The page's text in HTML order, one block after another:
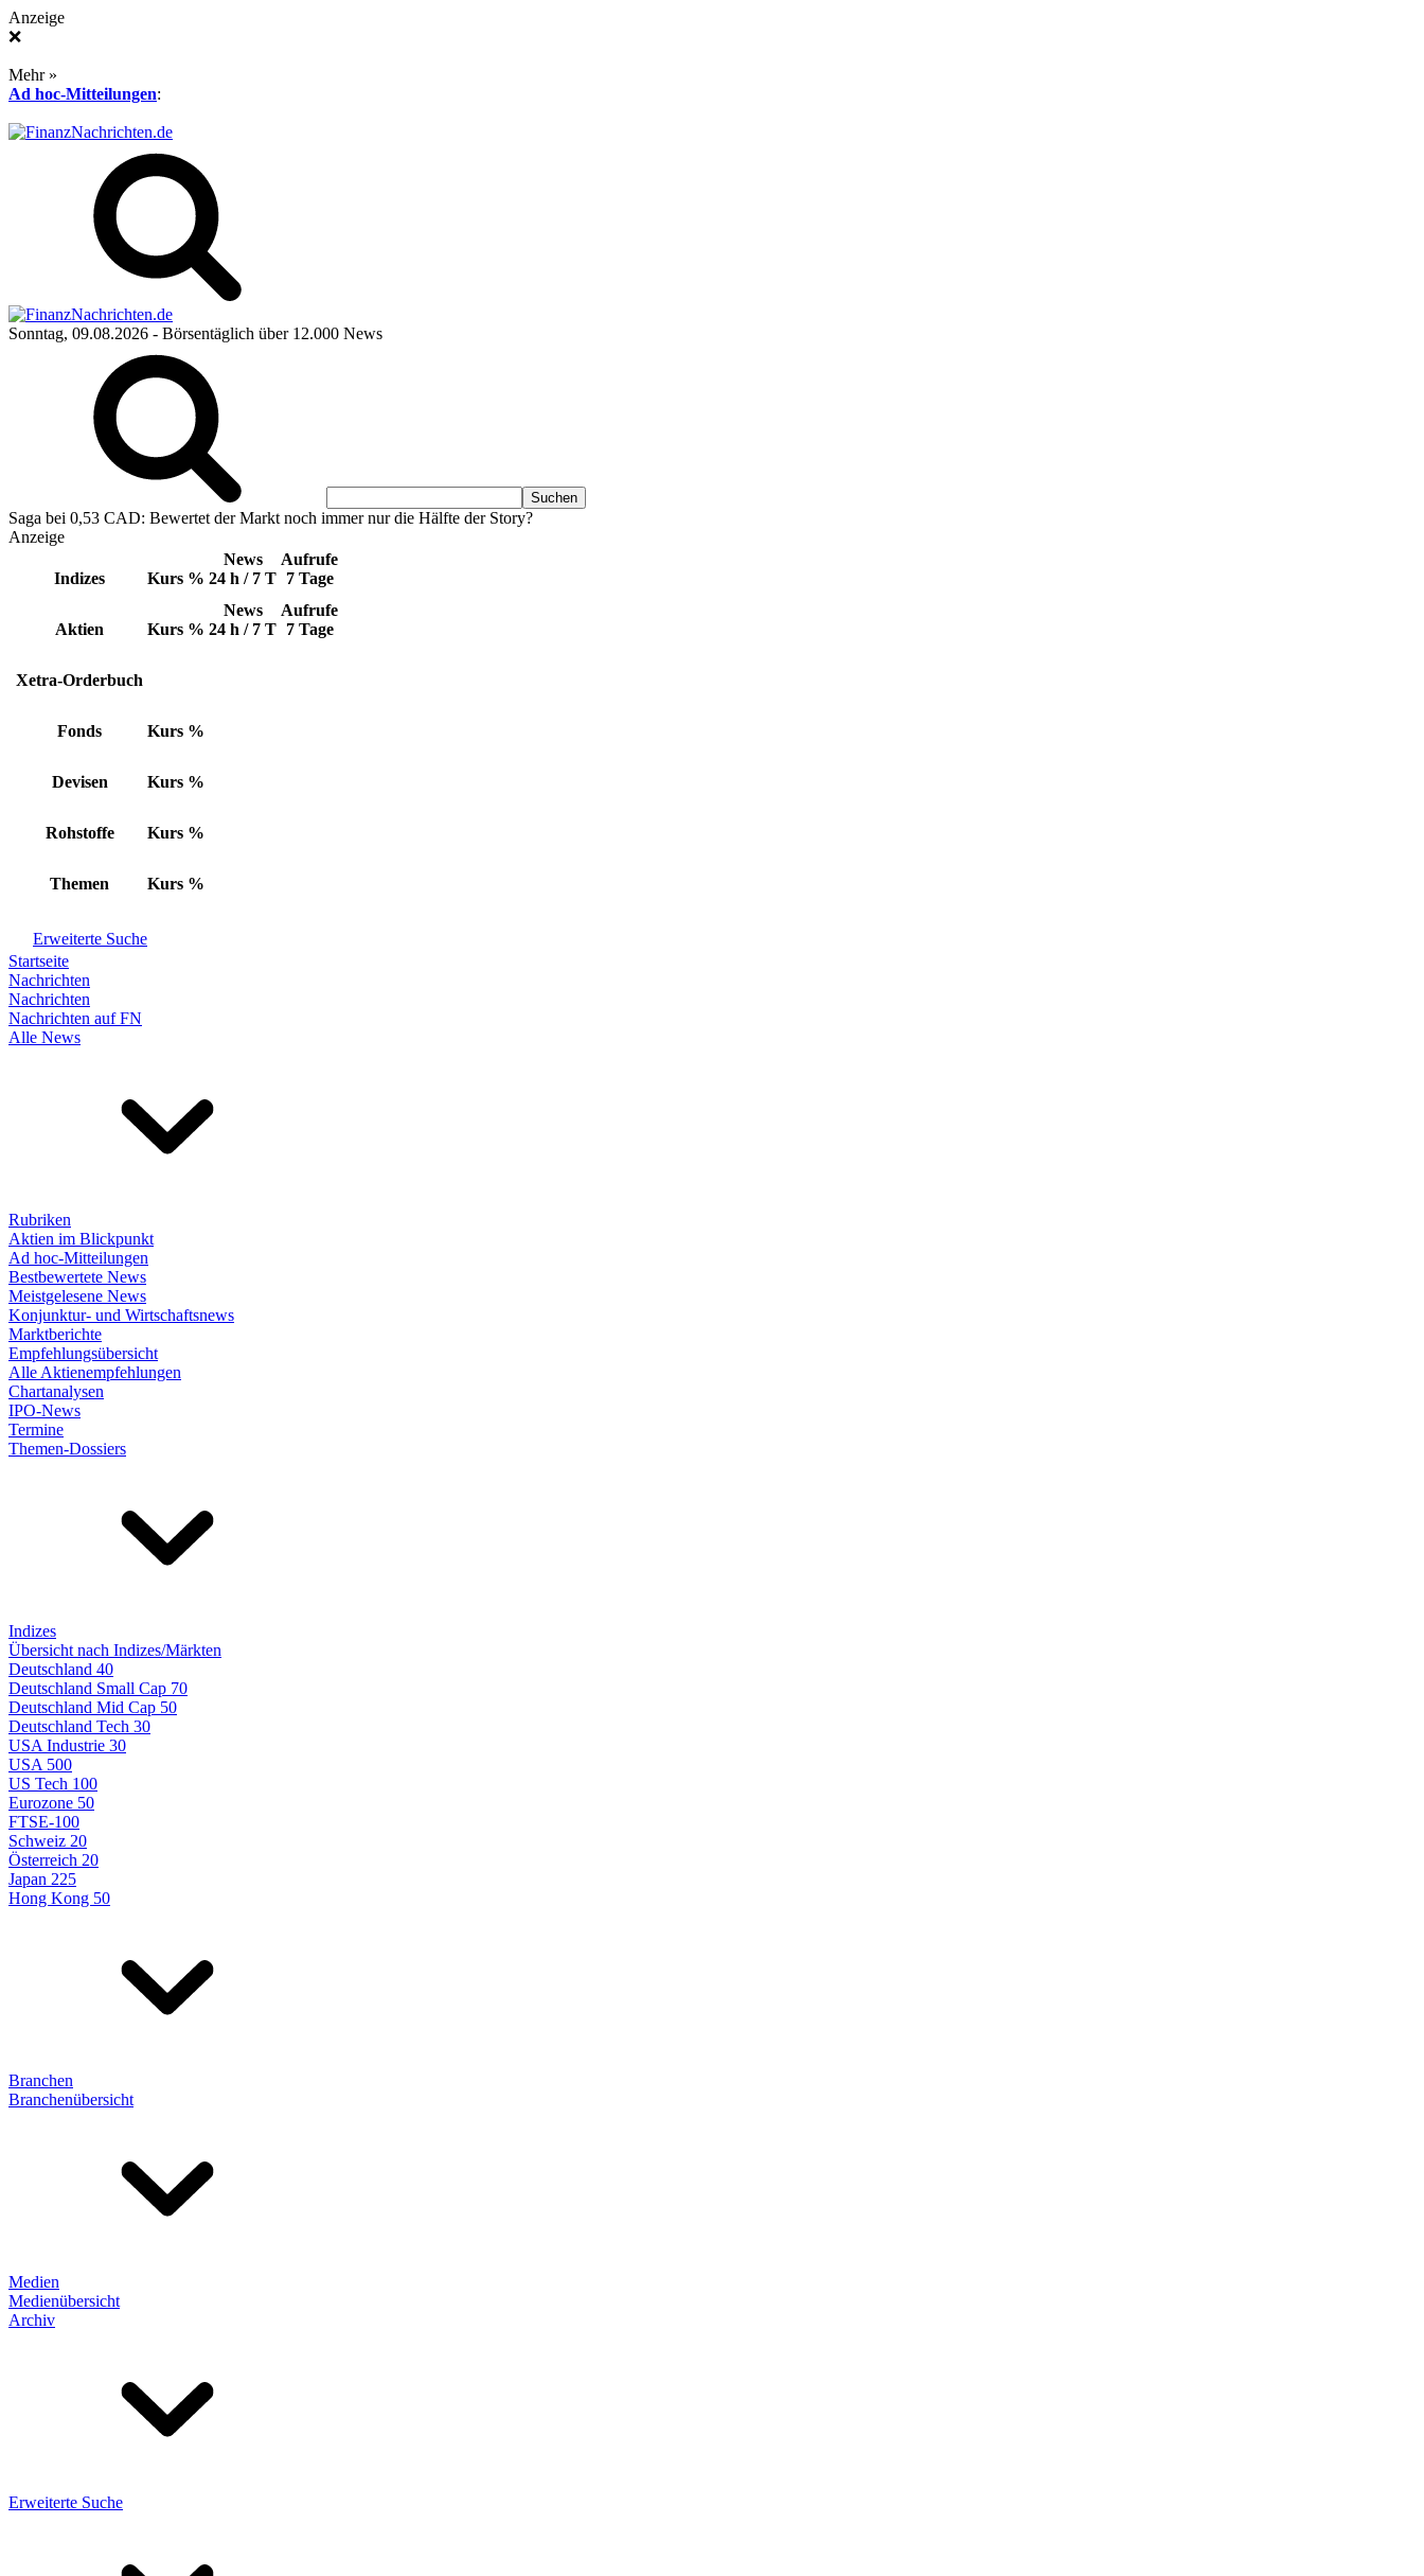
Anzeige
❌
Mehr »
Ad hoc-Mitteilungen:
Sonntag, 09.08.2026 - Börsentäglich über 12.000 News
Saga bei 0,53 CAD: Bewertet der Markt noch immer nur die Hälfte der Story?
Anzeige
Indizes Kurs %
News
24 h / 7 T
Aufrufe
7 Tage
Aktien Kurs %
News
24 h / 7 T
Aufrufe
7 Tage
Xetra-Orderbuch
Fonds Kurs %
Devisen Kurs %
Rohstoffe Kurs %
Themen Kurs %
Erweiterte Suche
Startseite
Nachrichten
Nachrichten
Nachrichten auf FN
Alle News
Rubriken
Aktien im Blickpunkt
Ad hoc-Mitteilungen
Bestbewertete News
Meistgelesene News
Konjunktur- und Wirtschaftsnews
Marktberichte
Empfehlungsübersicht
Alle Aktienempfehlungen
Chartanalysen
IPO-News
Termine
Themen-Dossiers
Indizes
Übersicht nach Indizes/Märkten
Deutschland 40
Deutschland Small Cap 70
Deutschland Mid Cap 50
Deutschland Tech 30
USA Industrie 30
USA 500
US Tech 100
Eurozone 50
FTSE-100
Schweiz 20
Österreich 20
Japan 225
Hong Kong 50
Branchen
Branchenübersicht
Medien
Medienübersicht
Archiv
Erweiterte Suche